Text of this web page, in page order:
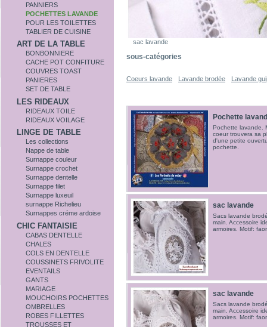
PANNIERS
POCHETTES LAVANDE
POUR LES TOILETTES
TABLIER DE CUISINE
ART DE LA TABLE
BONBONNIERE
CACHE POT CONFITURE
COUVRES TOAST
PANIERES
SET DE TABLE
LES RIDEAUX
RIDEAUX TOILE
RIDEAUX VOILAGE
LINGE DE TABLE
Les collections
Nappe de table
Surnappe couleur
Surnappe crochet
Surnappe dentelle
Surnappe filet
Surnappe luxeuil
surnappe Richelieu
Surnappes créme ardoise
CHIC FANTAISIE
CABAS DENTELLE
CHALES
COLS EN DENTELLE
COUSSINETS FRIVOLITE
EVENTAILS
GANTS
MARIAGE
MOUCHOIRS POCHETTES
OMBRELLES
ROBES FILLETTES
TROUSSES ET
sac lavande
sous-catégories
Coeurs lavande Lavande brodée Lavande
Pochette
Pochette lavande.
coeur trouvera sa
d'une petite
pochette.
sac lavande
Sacs lavande
main. Accessoire
armoires. Motif:
sac lavande
Sacs lavande
main. Accessoire
armoires. Motif: